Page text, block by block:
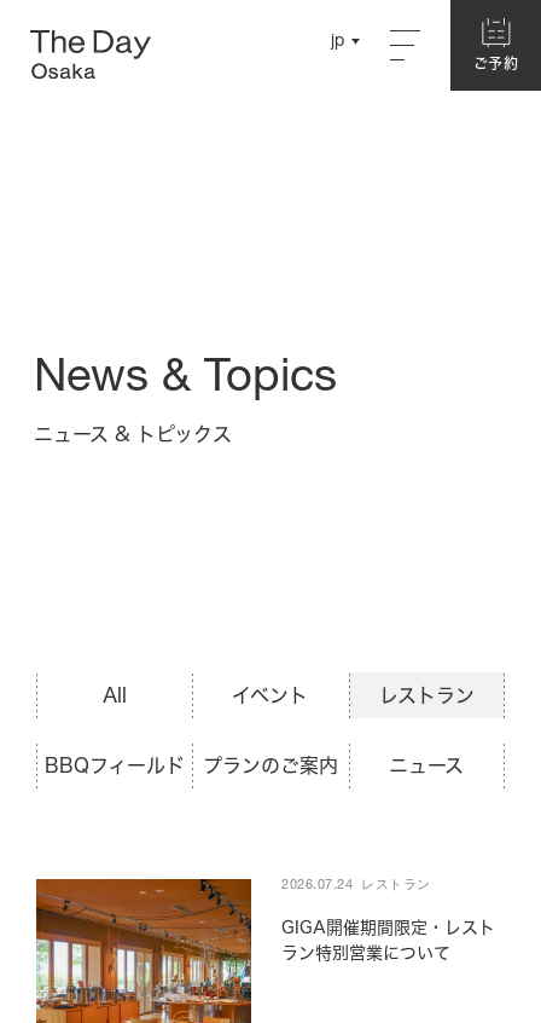
jp
ご予約
jp
ご予約
Close
Hotel
別館ネスト
ご利用案内
メニュー
団体の方へ
Experience
News & Topics
ニュース & トピックス
All イベント レストラン
BBQフィールド プランのご案内 ニュース
2026.07.24 レストラン
GIGA開催期間限定・レスト
ラン特別営業について